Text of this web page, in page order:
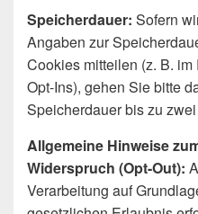
Speicherdauer: Sofern
Angaben zur
Cookies mitteilen (z. B.
Opt-Ins), gehen Sie bitte
Speicherdauer bis zu
Allgemeine Hinweise
Widerspruch (Opt-Out):
Verarbeitung auf